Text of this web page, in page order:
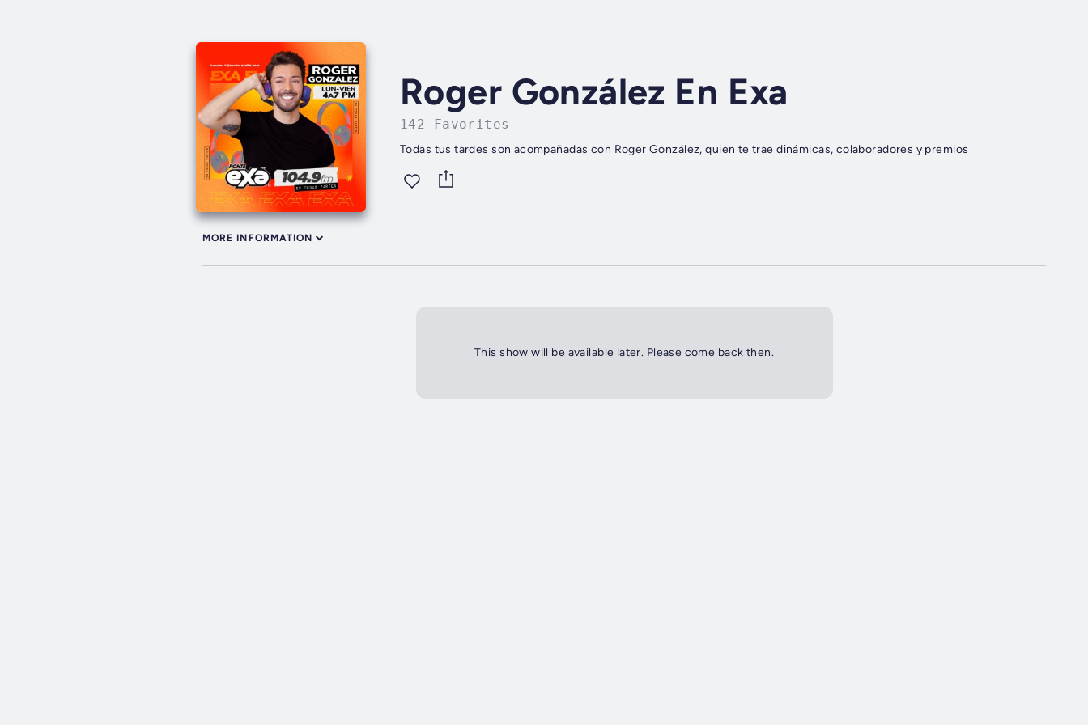
Roger González En Exa
142 Favorites
Todas tus tardes son acompañadas con Roger González, quien te trae dinámicas, colaboradores y premios
MORE INFORMATION
This show will be available later. Please come back then.